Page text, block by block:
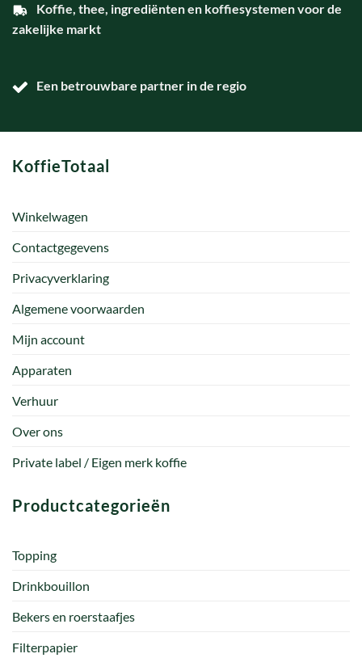
Koffie, thee, ingrediënten en koffiesystemen voor de
zakelijke markt
Een betrouwbare partner in de regio
KoffieTotaal
Winkelwagen
Contactgegevens
Privacyverklaring
Algemene voorwaarden
Mijn account
Apparaten
Verhuur
Over ons
Private label / Eigen merk koffie
Productcategorieën
Topping
Drinkbouillon
Bekers en roerstaafjes
Filterpapier